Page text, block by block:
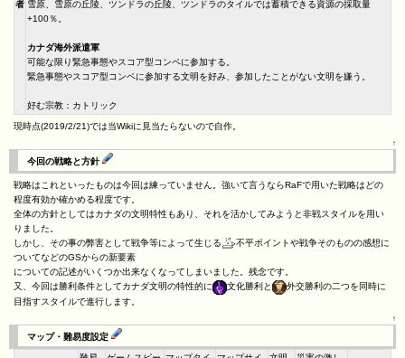
者 雪原、雪原の丘陵、ツンドラの丘陵、ツンドラのタイルでは蓄積できる資源の採取量
+100％。
カナダ海外派遣軍
可能な限り緊急事態やスコア型コンペに参加する。
緊急事態やスコア型コンペに参加する文明を好み、参加したことがない文明を嫌う。
好む宗教：カトリック
現時点(2019/2/21)では当Wikiに見当たらないので自作。
↑
今回の戦略と方針
戦略はこれといったものは今回は練っていません。強いて言うならRaFで用いた戦略はどの
程度有効か確かめる程度です。
全体の方針としてはカナダの文明特性もあり、それを活かしてみようと非戦スタイルを用い
りました。
しかし、その事の弊害として戦争等によって生じる
不平ポイントや戦争そのものの感想に
ついてなどのGSからの新要素
についての記述がいくつか出来なくなってしまいました。残念です。
又、今回は勝利条件としてカナダ文明の特性的に
文化勝利と
外交勝利の二つを同時に
目指すスタイルで進行します。
↑
マップ・難易度設定